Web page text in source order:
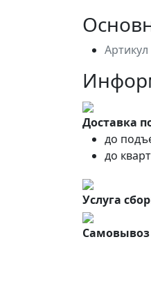
Артикул
Доставка
до
до
Услуга
Самовывоз